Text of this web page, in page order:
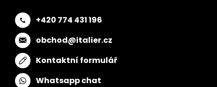
+420 774 431 196
obchod@italier.cz
Kontaktní formulář
Whatsapp chat